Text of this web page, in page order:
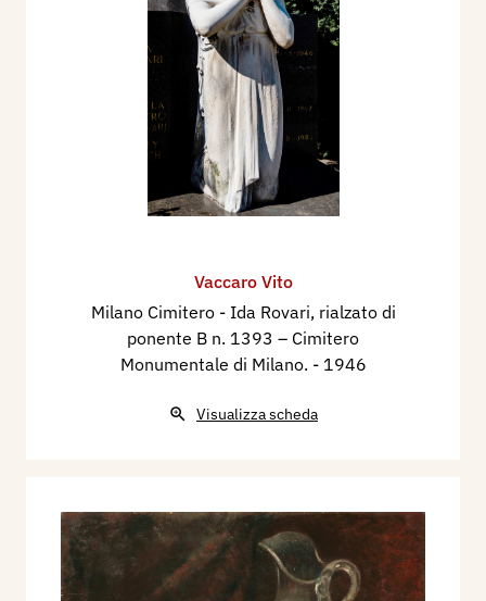
Vaccaro Vito
Milano Cimitero - Ida Rovari, rialzato di
ponente B n. 1393 – Cimitero
Monumentale di Milano. - 1946
Visualizza scheda